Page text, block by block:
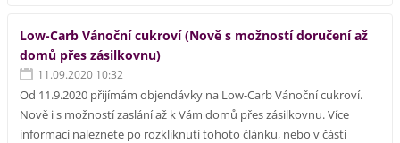
Low-Carb Vánoční cukroví (Nově s možností doručení až
domů přes zásilkovnu)
11.09.2020 10:32
Od 11.9.2020 přijímám objendávky na Low-Carb Vánoční cukroví.
Nově i s možností zaslání až k Vám domů přes zásilkovnu. Více
informací naleznete po rozkliknutí tohoto článku, nebo v části